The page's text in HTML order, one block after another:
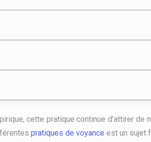
cette pratique continue d’attirer de
pratiques de voyance est un sujet